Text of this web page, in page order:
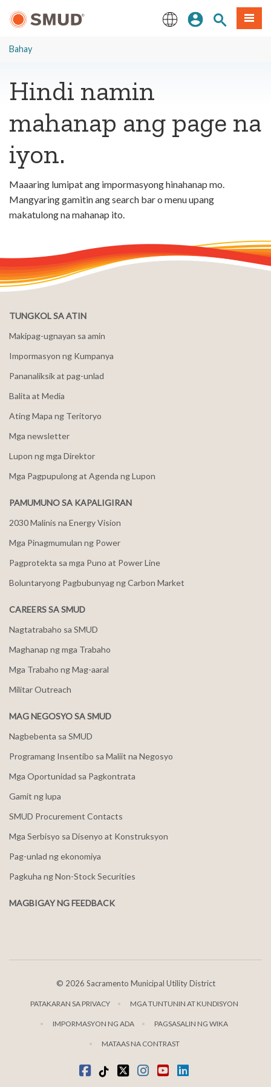
Nilalaman
Mag-sign InMenu
Bahay
Hindi namin
mahanap ang page na
iyon.
Maaaring lumipat ang impormasyong hinahanap mo.
Mangyaring gamitin ang search bar o menu upang
makatulong na mahanap ito.
TUNGKOL SA ATIN
Makipag-ugnayan sa amin
Impormasyon ng Kumpanya
Pananaliksik at pag-unlad
Balita at Media
Ating Mapa ng Teritoryo
Mga newsletter
Lupon ng mga Direktor
Mga Pagpupulong at Agenda ng Lupon
PAMUMUNO SA KAPALIGIRAN
2030 Malinis na Energy Vision
Mga Pinagmumulan ng Power
Pagprotekta sa mga Puno at Power Line
Boluntaryong Pagbubunyag ng Carbon Market
CAREERS SA SMUD
Nagtatrabaho sa SMUD
Maghanap ng mga Trabaho
Mga Trabaho ng Mag-aaral
Militar Outreach
MAG NEGOSYO SA SMUD
Nagbebenta sa SMUD
Programang Insentibo sa Maliit na Negosyo
Mga Oportunidad sa Pagkontrata
Gamit ng lupa
SMUD Procurement Contacts
Mga Serbisyo sa Disenyo at Konstruksyon
Pag-unlad ng ekonomiya
Pagkuha ng Non-Stock Securities
MAGBIGAY NG FEEDBACK
© 2026 Sacramento Municipal Utility District
PATAKARAN SA PRIVACY MGA TUNTUNIN AT KUNDISYON
IMPORMASYON NG ADA PAGSASALIN NG WIKA
MATAAS NA CONTRAST
Facebook
Tiktok
kabaInstagram
youtubeLinkedIn